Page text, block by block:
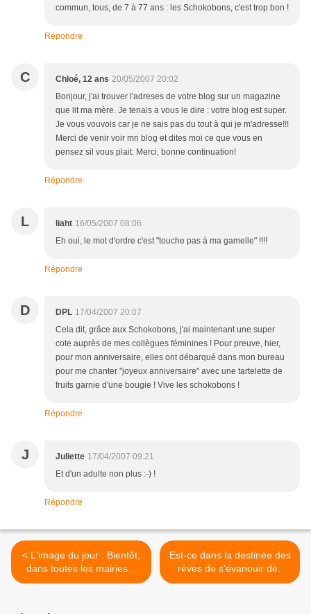
commun, tous, de 7 à 77 ans : les Schokobons, c'est trop bon !
Répondre
C Chloé, 12 ans 20/05/2007 20:02
Bonjour, j'ai trouver l'adreses de votre blog sur un magazine
que lit ma mère. Je tenais a vous le dire : votre blog est super.
Je vous vouvois car je ne sais pas du tout à qui je m'adresse!!!
Merci de venir voir mn blog et dites moi ce que vous en
pensez sil vous plait. Merci, bonne continuation!
Répondre
L liaht 16/05/2007 08:06
Eh oui, le mot d'ordre c'est "touche pas à ma gamelle" !!!!
Répondre
D DPL 17/04/2007 20:07
Cela dit, grâce aux Schokobons, j'ai maintenant une super
cote auprès de mes collègues féminines ! Pour preuve, hier,
pour mon anniversaire, elles ont débarqué dans mon bureau
pour me chanter "joyeux anniversaire" avec une tartelette de
fruits garnie d'une bougie ! Vive les schokobons !
Répondre
J Juliette 17/04/2007 09:21
Et d'un adulte non plus :-) !
Répondre
< L'image du jour : Bientôt,
dans toutes les mairies...
Est-ce dans la destinée des
rêves de s’évanouir dès
qu’ils sont vécus ? >